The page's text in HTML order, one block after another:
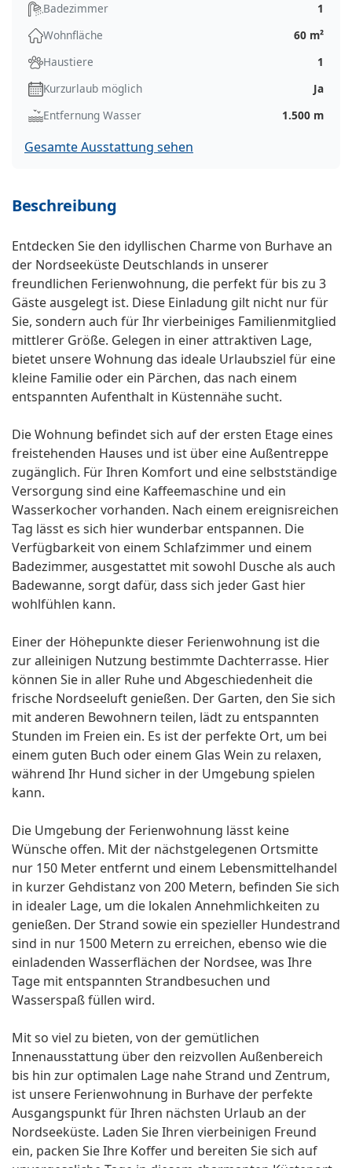
Badezimmer
1
Wohnfläche
60 m²
Haustiere
1
Kurzurlaub möglich
Ja
Entfernung Wasser
1.500 m
Gesamte Ausstattung sehen
Beschreibung
Entdecken Sie den idyllischen Charme von Burhave an
der Nordseeküste Deutschlands in unserer
freundlichen Ferienwohnung, die perfekt für bis zu 3
Gäste ausgelegt ist. Diese Einladung gilt nicht nur für
Sie, sondern auch für Ihr vierbeiniges Familienmitglied
mittlerer Größe. Gelegen in einer attraktiven Lage,
bietet unsere Wohnung das ideale Urlaubsziel für eine
kleine Familie oder ein Pärchen, das nach einem
entspannten Aufenthalt in Küstennähe sucht.
Die Wohnung befindet sich auf der ersten Etage eines
freistehenden Hauses und ist über eine Außentreppe
zugänglich. Für Ihren Komfort und eine selbstständige
Versorgung sind eine Kaffeemaschine und ein
Wasserkocher vorhanden. Nach einem ereignisreichen
Tag lässt es sich hier wunderbar entspannen. Die
Verfügbarkeit von einem Schlafzimmer und einem
Badezimmer, ausgestattet mit sowohl Dusche als auch
Badewanne, sorgt dafür, dass sich jeder Gast hier
wohlfühlen kann.
Einer der Höhepunkte dieser Ferienwohnung ist die
zur alleinigen Nutzung bestimmte Dachterrasse. Hier
können Sie in aller Ruhe und Abgeschiedenheit die
frische Nordseeluft genießen. Der Garten, den Sie sich
mit anderen Bewohnern teilen, lädt zu entspannten
Stunden im Freien ein. Es ist der perfekte Ort, um bei
einem guten Buch oder einem Glas Wein zu relaxen,
während Ihr Hund sicher in der Umgebung spielen
kann.
Die Umgebung der Ferienwohnung lässt keine
Wünsche offen. Mit der nächstgelegenen Ortsmitte
nur 150 Meter entfernt und einem Lebensmittelhandel
in kurzer Gehdistanz von 200 Metern, befinden Sie sich
in idealer Lage, um die lokalen Annehmlichkeiten zu
genießen. Der Strand sowie ein spezieller Hundestrand
sind in nur 1500 Metern zu erreichen, ebenso wie die
einladenden Wasserflächen der Nordsee, was Ihre
Tage mit entspannten Strandbesuchen und
Wasserspaß füllen wird.
Mit so viel zu bieten, von der gemütlichen
Innenausstattung über den reizvollen Außenbereich
bis hin zur optimalen Lage nahe Strand und Zentrum,
ist unsere Ferienwohnung in Burhave der perfekte
Ausgangspunkt für Ihren nächsten Urlaub an der
Nordseeküste. Laden Sie Ihren vierbeinigen Freund
ein, packen Sie Ihre Koffer und bereiten Sie sich auf